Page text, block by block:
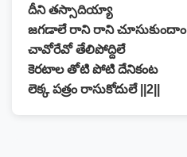
దీని తస్సాదియ్యా
జగడాలే రాని రాని చూసుకుందాం
చావోరేవో తేలిపోద్దిలే
కెరటాల తోటి పోటి దేనికంట
లెక్క పత్రం రాసుకోదులే ||2||